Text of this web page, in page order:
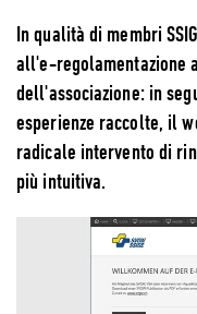
In qualità di membri
all'e-regolamentazione
dell'associazione: in
esperienze raccolte, il
radicale intervento di
più intuitiva.